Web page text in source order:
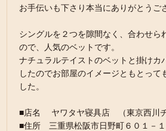
お手伝いも下さり本当にありがとうご
シングルを２つを隙間なく、合わせら
ので、人気のベットです。
ナチュラルテイストのベットと掛けカ
したのでお部屋のイメージともとって
した。
■店名 ヤワタヤ寝具店 （東京西川チ
■住所 三重県松阪市日野町６０１－１